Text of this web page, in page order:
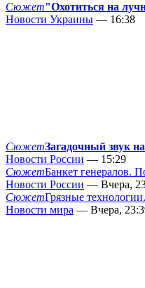
Сюжет"Охотиться на
Новости Украины — 16:38
СюжетЗагадочный звук
Новости России — 15:29
СюжетБанкет генералов.
Новости России — Вчера,
СюжетГрязные
Новости мира — Вчера,